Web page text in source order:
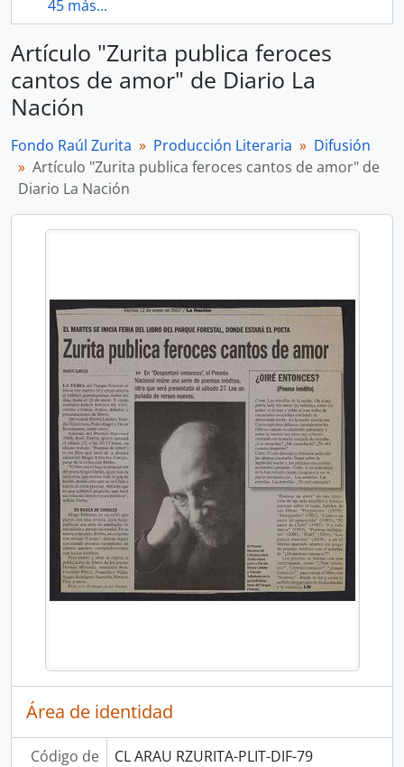
45 más...
Artículo "Zurita publica feroces
cantos de amor" de Diario La
Nación
Fondo Raúl Zurita Producción Literaria
Difusión
Artículo "Zurita publica feroces cantos de amor" de
Diario La Nación
Área de identidad
Código de
CL ARAU RZURITA-PLIT-DIF-79